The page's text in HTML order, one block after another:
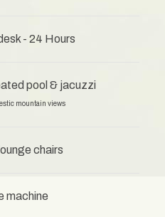
- 24 Hours
pool & jacuzzi
mountain views
chairs
machine